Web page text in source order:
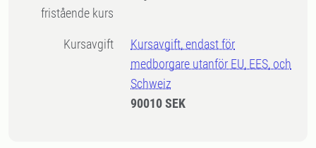
fristående kurs
Kursavgift
Kursavgift, endast för
medborgare utanför EU, EES, och
Schweiz
90010 SEK